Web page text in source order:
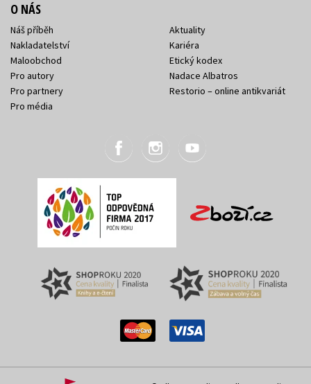
O NÁS
Náš příběh
Nakladatelství
Maloobchod
Pro autory
Pro partnery
Pro média
Aktuality
Kariéra
Etický kodex
Nadace Albatros
Restorio – online antikvariát